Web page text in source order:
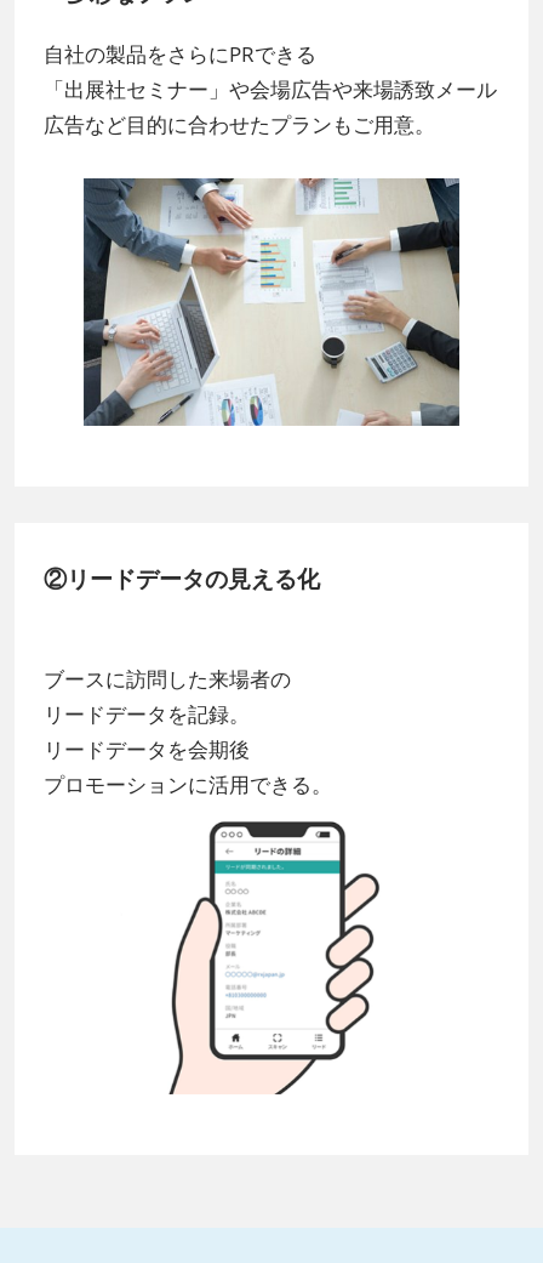
自社の製品をさらにPRできる
「出展社セミナー」や会場広告や来場誘致メール
広告など目的に合わせたプランもご用意。
②リードデータの見える化
ブースに訪問した来場者の
リードデータを記録。
リードデータを会期後
プロモーションに活用できる。